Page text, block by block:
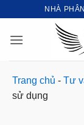
nội
NHÀ
Trang chủ - Tư
sử dụng